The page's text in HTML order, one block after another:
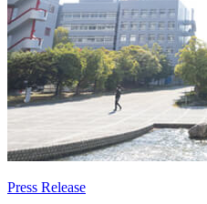
Press Release